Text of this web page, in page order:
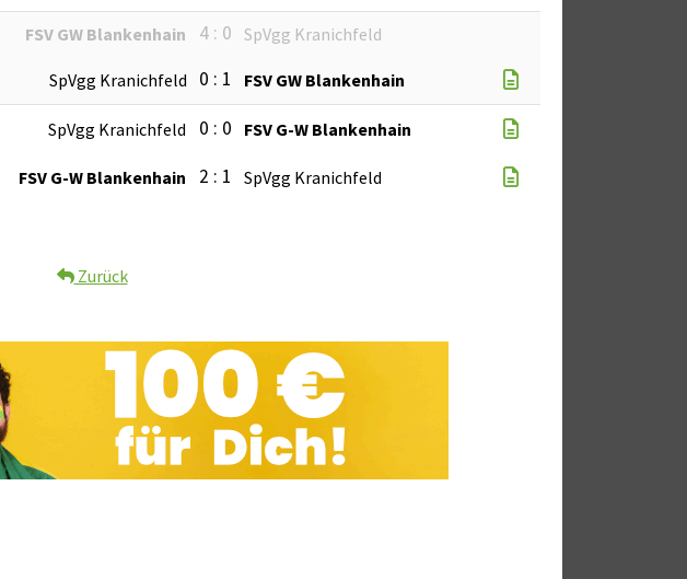
FSV GW Blankenhain 4 : 0 SpVgg Kranichfeld
SpVgg Kranichfeld 0 : 1 FSV GW Blankenhain
SpVgg Kranichfeld 0 : 0 FSV G-W Blankenhain
FSV G-W Blankenhain 2 : 1 SpVgg Kranichfeld
Zurück